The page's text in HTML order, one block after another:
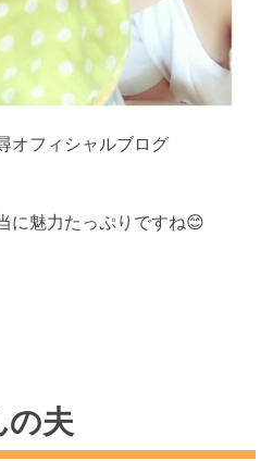
オフィシャルブログ
に魅力たっぷりですね😊
の夫